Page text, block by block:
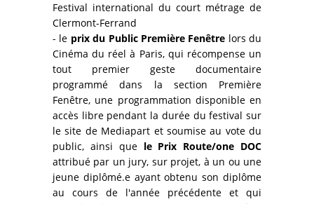
Festival international du court métrage de
Clermont-Ferrand
- le prix du Public Première Fenêtre lors du
Cinéma du réel à Paris, qui récompense un
tout premier geste documentaire
programmé dans la section Première
Fenêtre, une programmation disponible en
accès libre pendant la durée du festival sur
le site de Mediapart et soumise au vote du
public, ainsi que le Prix Route/one DOC
attribué par un jury, sur projet, à un ou une
jeune diplômé.e ayant obtenu son diplôme
au cours de l'année précédente et qui